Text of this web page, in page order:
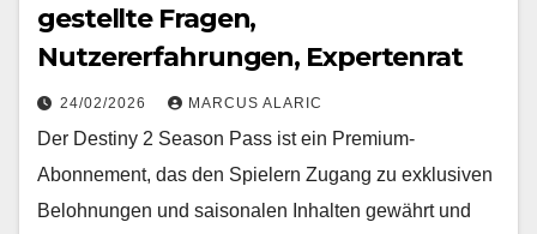
gestellte Fragen,
Nutzererfahrungen, Expertenrat
24/02/2026 MARCUS ALARIC
Der Destiny 2 Season Pass ist ein Premium-
Abonnement, das den Spielern Zugang zu exklusiven
Belohnungen und saisonalen Inhalten gewährt und